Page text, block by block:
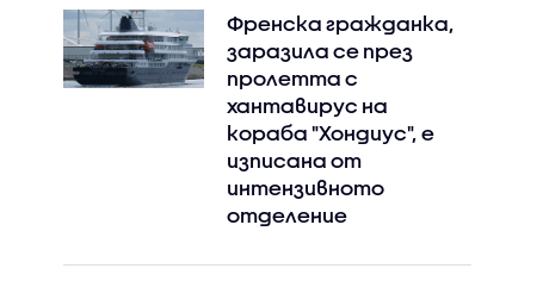
Френска гражданка,
заразила се през
пролетта с
хантавирус на
кораба "Хондиус", е
изписана от
интензивното
отделение